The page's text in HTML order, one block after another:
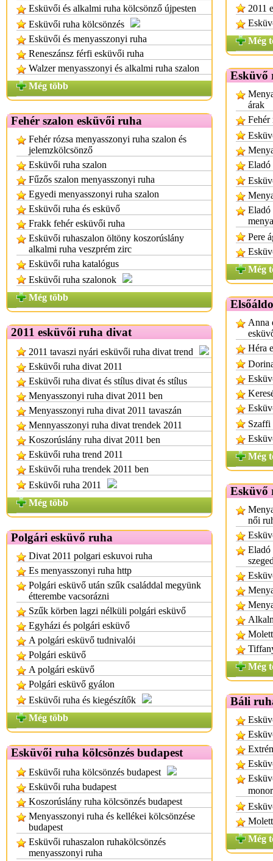
Esküvői és alkalmi ruha kölcsönző újpesten
Esküvői ruha kölcsönzés
Esküvői és menyasszonyi ruha
Reneszánsz férfi esküvői ruha
Walzer menyasszonyi és alkalmi ruha szalon
Még több
Fehér szalon esküvői ruha
Fehér rózsa menyasszonyi ruha szalon és
jelemzkölcsönző
Esküvői ruha szalon
Fűzős szalon menyasszonyi ruha
Egyedi menyasszonyi ruha szalon
Esküvői ruha és esküvő
Frakk fehér esküvői ruha
Esküvői ruhaszalon öltöny koszorúslány
alkalmi ruha veszprém zirc
Esküvői ruha katalógus
Esküvői ruha szalonok
Még több
2011 esküvői ruha divat
2011 tavaszi nyári esküvői ruha divat trend
Esküvői ruha divat 2011
Esküvői ruha divat és stílus divat és stílus
Menyasszonyi ruha divat 2011 ben
Menyasszonyi ruha divat 2011 tavaszán
Mennyasszonyi ruha divat trendek 2011
Koszorúslány ruha divat 2011 ben
Esküvői ruha trend 2011
Esküvői ruha trendek 2011 ben
Esküvői ruha 2011
Még több
Polgári esküvő ruha
Divat 2011 polgari eskuvoi ruha
Es menyasszonyi ruha http
Polgári esküvő után szűk családdal megyünk
étterembe vacsorázni
Szűk körben lagzi nélküli polgári esküvő
Egyházi és polgári esküvő
A polgári esküvő tudnivalói
Polgári esküvő
A polgári esküvő
Polgári esküvő gyálon
Esküvői ruha és kiegészítők
Még több
Esküvői ruha kölcsönzés budapest
Esküvői ruha kölcsönzés budapest
Esküvői ruha budapest
Koszorúslány ruha kölcsönzés budapest
Menyasszonyi ruha és kellékei kölcsönzése
budapest
Esküvői ruhaszalon ruhakölcsönzés
menyasszonyi ruha
2011
Még
Esküvő
árak
Fehér
Eladó
Eladó
Pere
Még
Anna
Héra
Szaffi
Még
Esküvő
női
Eladó
Még
Báli
Még